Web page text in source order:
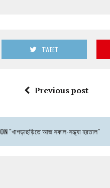
TWEET
Previous post
ON "খাগড়াছড়িতে আজ সকাল-সন্ধ্যা হরতাল"